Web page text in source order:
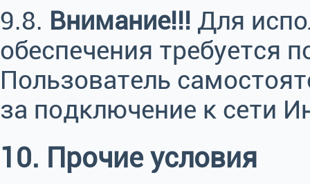
9.8. Внимание!!! Для
обеспечения требуется
Пользователь
за подключение к сети
10. Прочие условия